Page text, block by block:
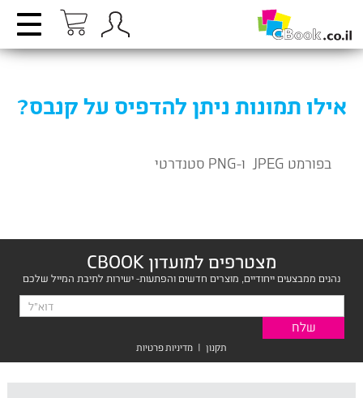
אילו תמונות ניתן להדפיס על קנבס?
בפורמט JPEG ו-PNG סטנדרטי
מצטרפים למועדון CBOOK
נהנים ממבצעים ייחודיים, מוצרים חדשים והפתעות- ישירות לתיבת המייל שלכם
תקנון | מדיניות פרטיות